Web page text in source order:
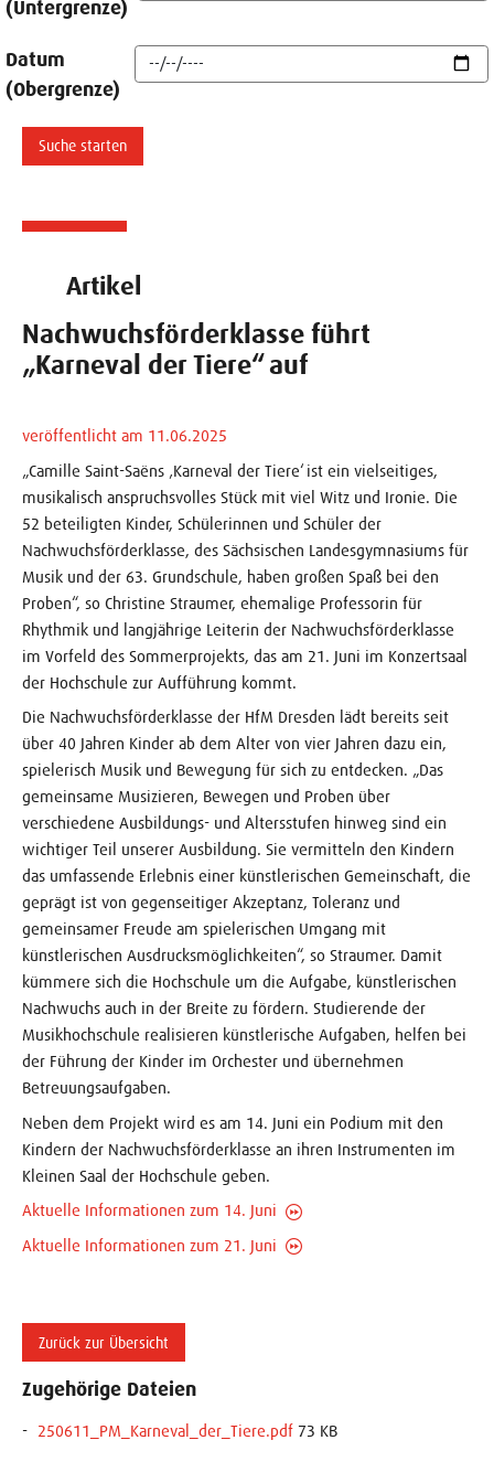
(Untergrenze)
Datum
(Obergrenze)
Artikel
Nachwuchsförderklasse führt
„Karneval der Tiere“ auf
veröffentlicht am 11.06.2025
„Camille Saint-Saëns ‚Karneval der Tiere‘ ist ein vielseitiges,
musikalisch anspruchsvolles Stück mit viel Witz und Ironie. Die
52 beteiligten Kinder, Schülerinnen und Schüler der
Nachwuchsförderklasse, des Sächsischen Landesgymnasiums für
Musik und der 63. Grundschule, haben großen Spaß bei den
Proben“, so Christine Straumer, ehemalige Professorin für
Rhythmik und langjährige Leiterin der Nachwuchsförderklasse
im Vorfeld des Sommerprojekts, das am 21. Juni im Konzertsaal
der Hochschule zur Aufführung kommt.
Die Nachwuchsförderklasse der HfM Dresden lädt bereits seit
über 40 Jahren Kinder ab dem Alter von vier Jahren dazu ein,
spielerisch Musik und Bewegung für sich zu entdecken. „Das
gemeinsame Musizieren, Bewegen und Proben über
verschiedene Ausbildungs- und Altersstufen hinweg sind ein
wichtiger Teil unserer Ausbildung. Sie vermitteln den Kindern
das umfassende Erlebnis einer künstlerischen Gemeinschaft, die
geprägt ist von gegenseitiger Akzeptanz, Toleranz und
gemeinsamer Freude am spielerischen Umgang mit
künstlerischen Ausdrucksmöglichkeiten“, so Straumer. Damit
kümmere sich die Hochschule um die Aufgabe, künstlerischen
Nachwuchs auch in der Breite zu fördern. Studierende der
Musikhochschule realisieren künstlerische Aufgaben, helfen bei
der Führung der Kinder im Orchester und übernehmen
Betreuungsaufgaben.
Neben dem Projekt wird es am 14. Juni ein Podium mit den
Kindern der Nachwuchsförderklasse an ihren Instrumenten im
Kleinen Saal der Hochschule geben.
Aktuelle Informationen zum 14. Juni
Aktuelle Informationen zum 21. Juni
Zurück zur Übersicht
Zugehörige Dateien
250611_PM_Karneval_der_Tiere.pdf 73 KB